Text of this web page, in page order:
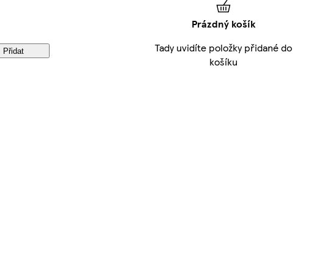
Přidat
Prázdný košík
Tady uvidíte položky přidané do
košíku